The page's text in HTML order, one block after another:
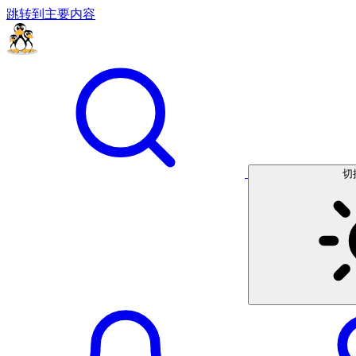
跳转到主要内容
切